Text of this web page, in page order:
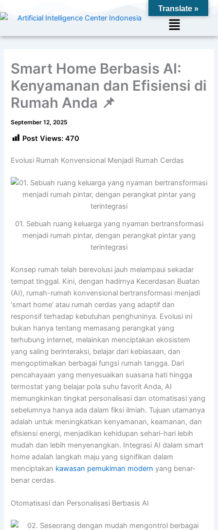
to
Menu
Smart Home Berbasis AI:
Kenyamanan dan Efisiensi di
Rumah Anda 📌
September 12, 2025
Post Views: 470
Evolusi Rumah Konvensional Menjadi Rumah Cerdas
01. Sebuah ruang keluarga yang nyaman bertransformasi
menjadi rumah pintar, dengan perangkat pintar yang
terintegrasi
Konsep rumah telah berevolusi jauh melampaui sekadar
tempat tinggal. Kini, dengan hadirnya Kecerdasan Buatan
(AI), rumah-rumah konvensional bertransformasi menjadi
‘smart home’ atau rumah cerdas yang adaptif dan
responsif terhadap kebutuhan penghuninya. Evolusi ini
bukan hanya tentang memasang perangkat yang
terhubung internet, melainkan menciptakan ekosistem
yang saling berinteraksi, belajar dari kebiasaan, dan
mengoptimalkan berbagai fungsi rumah tangga. Dari
pencahayaan yang menyesuaikan suasana hati hingga
termostat yang belajar pola suhu favorit Anda, AI
memungkinkan tingkat personalisasi dan otomatisasi yang
sebelumnya hanya ada dalam fiksi ilmiah. Tujuan utamanya
adalah untuk meningkatkan kenyamanan, keamanan, dan
efisiensi energi, menjadikan kehidupan sehari-hari lebih
mudah dan lebih menyenangkan. Integrasi AI dalam smart
home adalah langkah maju yang signifikan dalam
menciptakan kawasan pemukiman modern yang benar-
benar cerdas.
Otomatisasi dan Personalisasi Berbasis AI
Translate »